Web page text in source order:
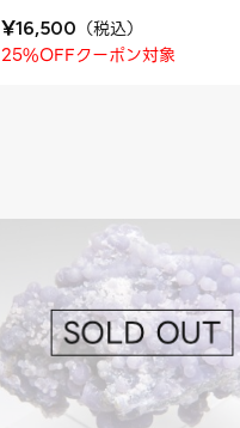
¥16,500 （税込）
25%OFFクーポン対象